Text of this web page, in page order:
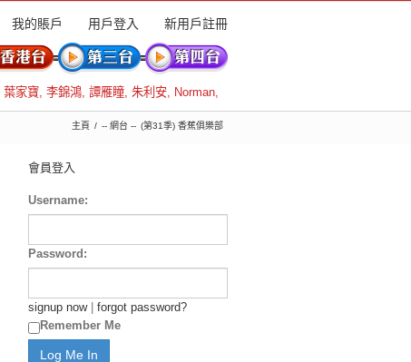
我的賬戶 用戶登入 新用戶註冊
葉家寶, 李錦鴻, 譚雁瞳, 朱利安, Norman,
主頁 -- 網台 -- (第31季) 香蕉俱樂部
會員登入
Username:
Password:
signup now| forgot password?
Remember Me